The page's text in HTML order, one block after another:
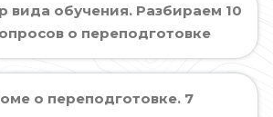
вида обучения. Разбираем 10
о переподготовке
о переподготовке. 7